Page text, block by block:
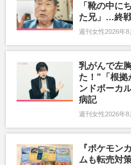
「靴の中に
た兄」…終
週刊女性2026年8
乳がんで左
た！”「根
ンドボーカ
病記
週刊女性2026年
『ポケモン
ムも転売対